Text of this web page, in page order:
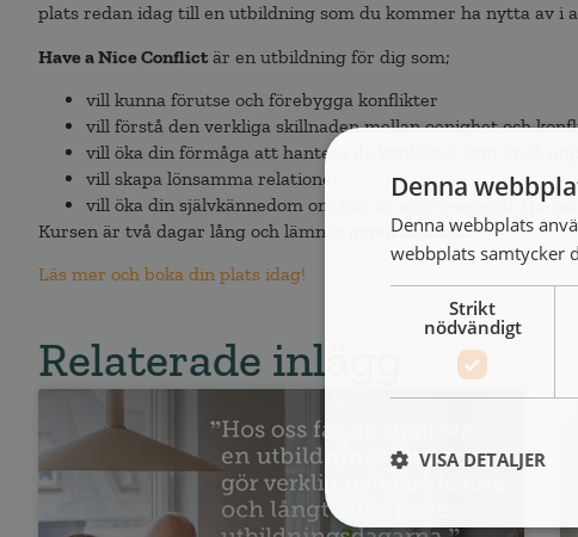
plats redan idag till en utbildning som du kommer ha nytta av i
Have a Nice Conflictär en utbildning för dig som;
vill kunna förutse och förebygga konflikter
vill förstå den verkliga skillnaden mellan oenighet och
vill öka din förmåga att hantera de konflikter som ändå
vill skapa lönsamma relationer
vill öka din självkännedom om hur du själv reagerar i
Kursen är två dagar lång och lämnar ingen oberörd.
Läs mer och boka din plats idag!
Relaterade inlägg
Denna
Denna webbplats
webbplats samtycker
Strikt
nödvändigt
VISA DETALJER